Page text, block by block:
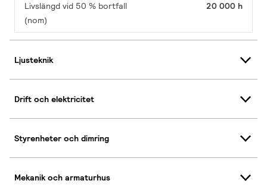
Livslängd vid 50 % bortfall
(nom)
20 000 h
Ljusteknik
Drift och elektricitet
Styrenheter och dimring
Mekanik och armaturhus